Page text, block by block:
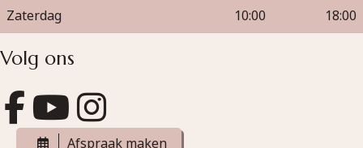
Zaterdag
10:00 18:00
Volg ons
Afspraak maken